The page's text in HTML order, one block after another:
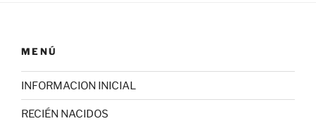
MENÚ
INFORMACION INICIAL
RECIÉN NACIDOS